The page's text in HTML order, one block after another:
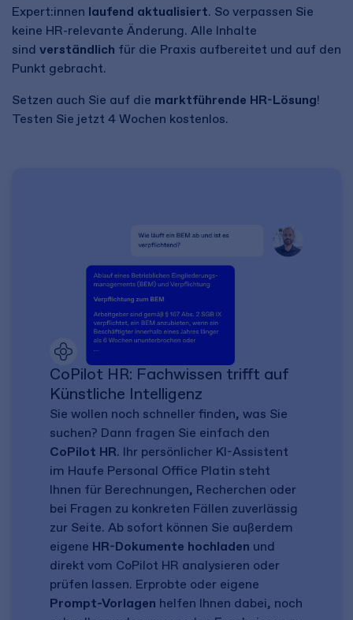
Expert:innen laufend aktualisiert. So verpassen Sie
keine HR-relevante Änderung. Alle Inhalte
sind verständlich für die Praxis aufbereitet und auf den
Punkt gebracht.
Setzen auch Sie auf die marktführende HR-Lösung!
Testen Sie jetzt 4 Wochen kostenlos.
CoPilot HR: Fachwissen trifft auf
Künstliche Intelligenz
Sie wollen noch schneller finden, was Sie
suchen? Dann fragen Sie einfach den
CoPilot HR. Ihr persönlicher KI-Assistent
im Haufe Personal Office Platin steht
Ihnen für Berechnungen, Recherchen oder
bei Fragen zu konkreten Fällen zuverlässig
zur Seite. Ab sofort können Sie außerdem
eigene HR-Dokumente hochladen und
direkt vom CoPilot HR analysieren oder
prüfen lassen. Erprobte oder eigene
Prompt-Vorlagen helfen Ihnen dabei, noch